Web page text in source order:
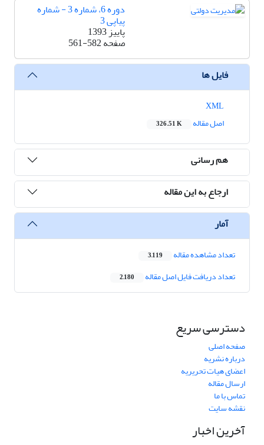
دوره 6، شماره 3 - شماره
پیاپی 3
پاییز 1393
صفحه561-582
فایل ها
اصل مقاله
326.51 K
هم رسانی
ارجاع به این مقاله
آمار
تعداد مشاهده مقاله 3,119
تعداد دریافت فایل اصل مقاله 2,180
دسترسی سریع
صفحه اصلی
درباره نشریه
اعضای هیات تحریریه
ارسال مقاله
تماس با ما
نقشه سایت
آخرین اخبار